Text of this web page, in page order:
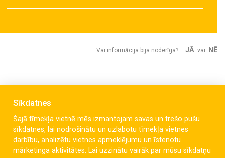
Vai informācija bija noderīga? JĀ vai NĒ
Sīkdatnes
Šajā tīmekļa vietnē mēs izmantojam savas un trešo pušu
sīkdatnes, lai nodrošinātu un uzlabotu tīmekļa vietnes
darbību, analizētu vietnes apmeklējumu un īstenotu
mārketinga aktivitātes. Lai uzzinātu vairāk par mūsu sīkdatņu